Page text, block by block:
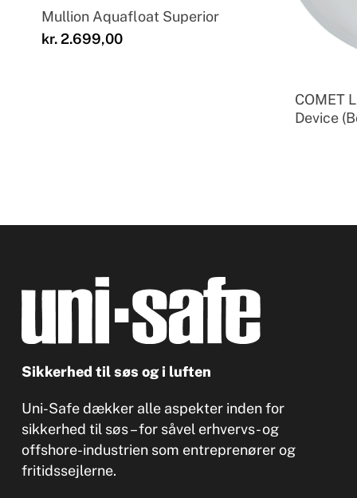
Mullion Aquafloat Superior
kr.2.699,00
COMET
Device
Sikkerhed til søs og i luften
Uni-Safe dækker alle aspekter inden for
sikkerhed til søs – for såvel erhvervs- og
offshore-industrien som entreprenører og
fritidssejlerne.